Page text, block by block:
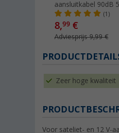
aansluitkabel 90dB
(1)
8,99 €
Adviesprijs 9,99 €
Zeer hoge kwaliteit
Voor sateliet- en 12 V-